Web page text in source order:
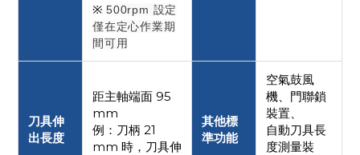
※ 500rpm 設定
僅在定心作業期
間可用
刀具伸
出長度
距主軸端面 95
mm
例：刀柄 21
mm 時，刀具伸
其他標
準功能
空氣鼓風
機、門聯鎖
裝置、
自動刀具長
度測量裝